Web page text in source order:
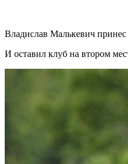
Владислав Малькевич
И оставил клуб на втором